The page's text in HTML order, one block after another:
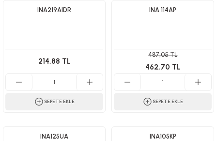
INA219AIDR
214,88 TL
SEPETE EKLE
INA 114AP
487,05 TL
462,70 TL
SEPETE EKLE
INA125UA INA105KP